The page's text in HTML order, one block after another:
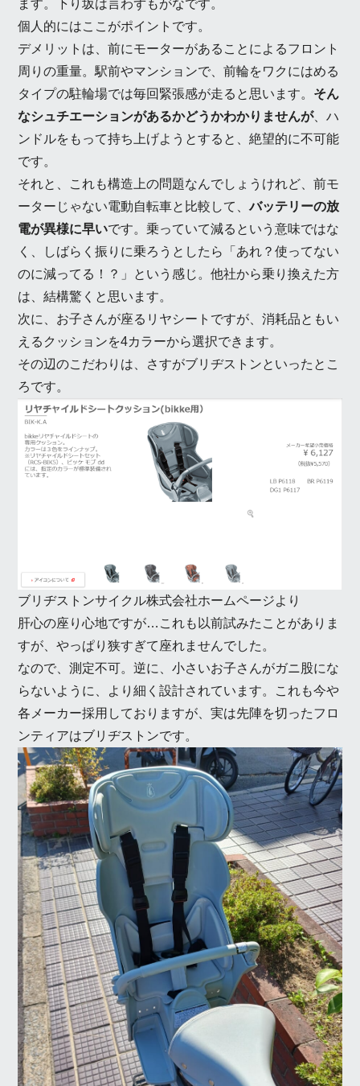
ます。下り坂は言わずもがなです。
個人的にはここがポイントです。
デメリットは、前にモーターがあることによるフロント
周りの重量。駅前やマンションで、前輪をワクにはめる
タイプの駐輪場では毎回緊張感が走ると思います。 そん
なシュチエーションがあるかどうかわかりませんが、ハ
ンドルをもって持ち上げようとすると、絶望的に不可能
です。
それと、これも構造上の問題なんでしょうけれど、前モ
ーターじゃない電動自転車と比較して、バッテリーの放
電が異様に早いです。乗っていて減るという意味ではな
く、しばらく振りに乗ろうとしたら「あれ？使ってない
のに減ってる！？」という感じ。他社から乗り換えた方
は、結構驚くと思います。
次に、お子さんが座るリヤシートですが、消耗品ともい
えるクッションを4カラーから選択できます。
その辺のこだわりは、さすがブリヂストンといったとこ
ろです。
ブリヂストンサイクル株式会社ホームページより
肝心の座り心地ですが…これも以前試みたことがありま
すが、やっぱり狭すぎて座れませんでした。
なので、測定不可。逆に、小さいお子さんがガニ股にな
らないように、より細く設計されています。これも今や
各メーカー採用しておりますが、実は先陣を切ったフロ
ンティアはブリヂストンです。